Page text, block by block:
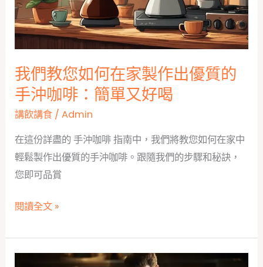
Base
Packets:
Meal
Ideas
我們教您如何在家製作出優質的
手沖咖啡：簡單又好喝
講飲講食 /Admin
在這份詳盡的 手沖咖啡 指南中，我們將教您如何在家中
輕鬆製作出優質的手沖咖啡。跟隨我們的步驟和秘訣，
您即可品賞
我
教
閱讀全文 »